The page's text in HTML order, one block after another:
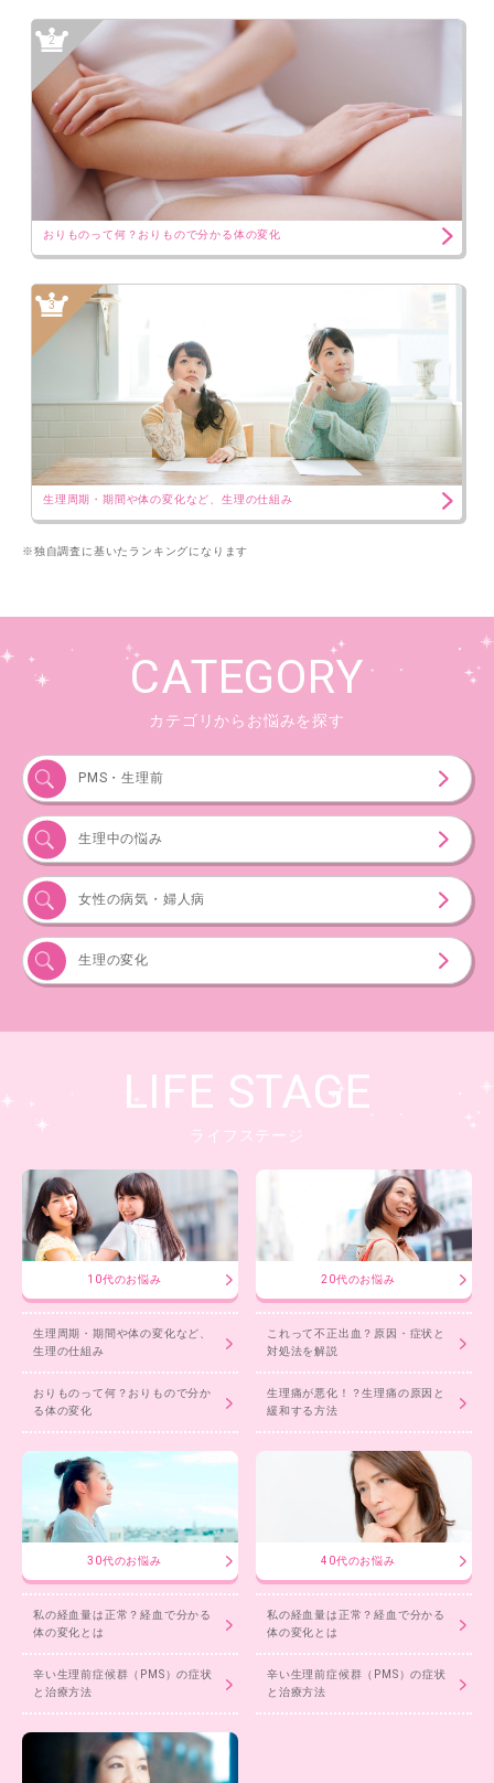
2
おりものって何？おりもので分かる体の変化
3
生理周期・期間や体の変化など、生理の仕組み
※独自調査に基いたランキングになります
CATEGORY
カテゴリからお悩みを探す
PMS・生理前
生理中の悩み
女性の病気・婦人病
生理の変化
LIFE STAGE
ライフステージ
10代のお悩み
生理周期・期間や体の変化など、
生理の仕組み
おりものって何？おりもので分か
る体の変化
20代のお悩み
これって不正出血？原因・症状と
対処法を解説
生理痛が悪化！？生理痛の原因と
緩和する方法
30代のお悩み
私の経血量は正常？経血で分かる
体の変化とは
辛い生理前症候群（PMS）の症状
と治療方法
40代のお悩み
私の経血量は正常？経血で分かる
体の変化とは
辛い生理前症候群（PMS）の症状
と治療方法